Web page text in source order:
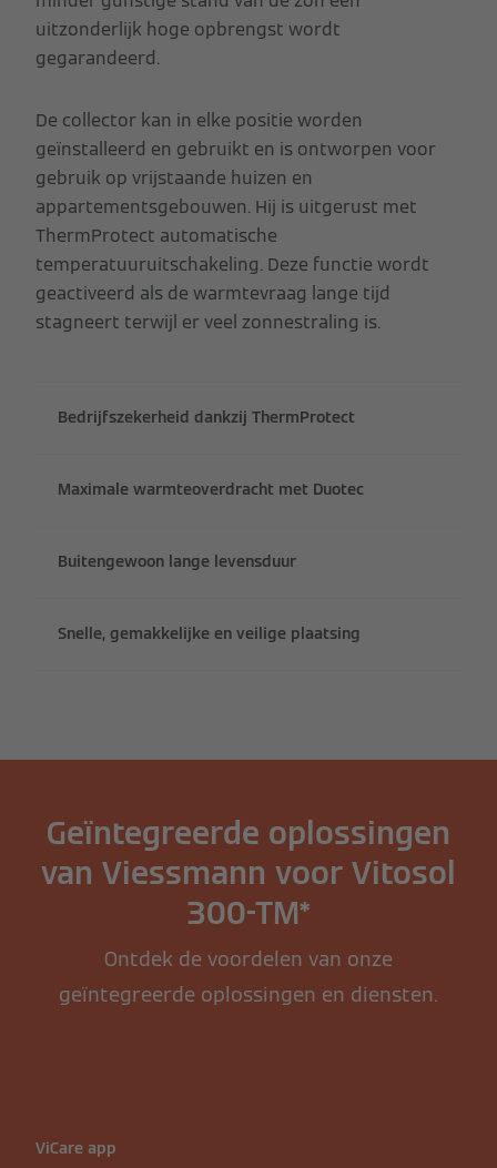
uitzonderlijk hoge opbrengst wordt
gegarandeerd.
De collector kan in elke positie worden
geïnstalleerd en gebruikt en is ontworpen voor
gebruik op vrijstaande huizen en
appartementsgebouwen. Hij is uitgerust met
ThermProtect automatische
temperatuuruitschakeling. Deze functie wordt
geactiveerd als de warmtevraag lange tijd
stagneert terwijl er veel zonnestraling is.
Bedrijfszekerheid dankzij ThermProtect
Maximale warmteoverdracht met Duotec
Buitengewoon lange levensduur
Snelle, gemakkelijke en veilige plaatsing
Geïntegreerde oplossingen
van Viessmann voor Vitosol
300-TM*
Ontdek de voordelen van onze
geïntegreerde oplossingen en diensten.
ViCare app